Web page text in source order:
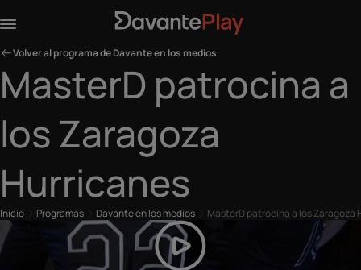
Volver al programa de Davante en los medios
MasterD patrocina a
los Zaragoza
Hurricanes
Inicio Programas Davante en los medios MasterD patrocina a los Zaragoza